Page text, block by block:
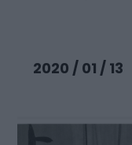
2020 / 01 / 13